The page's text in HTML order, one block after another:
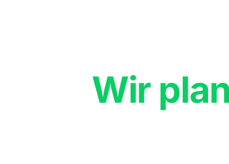
Wir